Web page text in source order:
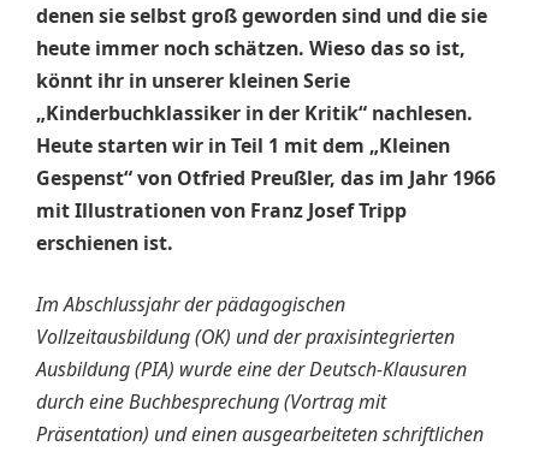
denen sie selbst groß geworden sind und die sie
heute immer noch schätzen. Wieso das so ist,
könnt ihr in unserer kleinen Serie
„Kinderbuchklassiker in der Kritik“ nachlesen.
Heute starten wir in Teil 1 mit dem „Kleinen
Gespenst“ von Otfried Preußler, das im Jahr 1966
mit Illustrationen von Franz Josef Tripp
erschienen ist.
Im Abschlussjahr der pädagogischen
Vollzeitausbildung (OK) und der praxisintegrierten
Ausbildung (PIA) wurde eine der Deutsch-Klausuren
durch eine Buchbesprechung (Vortrag mit
Präsentation) und einen ausgearbeiteten schriftlichen